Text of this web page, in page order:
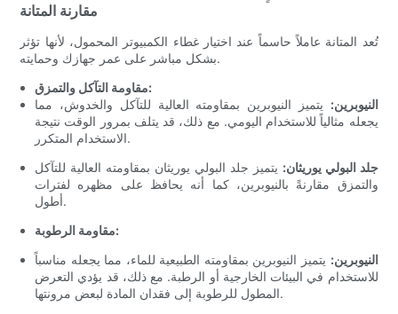
مقارنة المتانة
تُعد المتانة عاملاً حاسماً عند اختيار غطاء الكمبيوتر المحمول، لأنها تؤثر
بشكل مباشر على عمر جهازك وحمايته.
مقاومة التآكل والتمزق:
النيوبرين: يتميز النيوبرين بمقاومته العالية للتآكل والخدوش، مما
يجعله مثالياً للاستخدام اليومي. مع ذلك، قد يتلف بمرور الوقت نتيجة
الاستخدام المتكرر.
جلد البولي يوريثان: يتميز جلد البولي يوريثان بمقاومته العالية للتآكل
والتمزق مقارنةً بالنيوبرين، كما أنه يحافظ على مظهره لفترات
أطول.
مقاومة الرطوبة:
النيوبرين: يتميز النيوبرين بمقاومته الطبيعية للماء، مما يجعله مناسباً
للاستخدام في البيئات الخارجية أو الرطبة. مع ذلك، قد يؤدي التعرض
المطول للرطوبة إلى فقدان المادة لبعض مرونتها.